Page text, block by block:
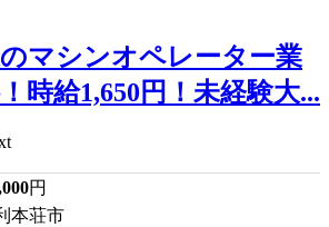
マシンオペレーター業
時給1,650円！未経験大...
円
本荘市